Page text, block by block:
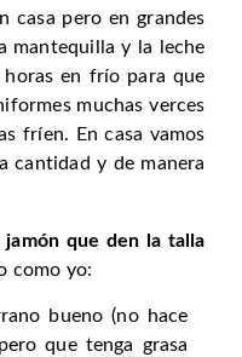
casa pero en grandes
mantequilla y la leche
horas en frío para que
muchas verces
fríen. En casa vamos
cantidad y de manera
jamón que den la talla
como yo:
bueno (no hace
que tenga grasa